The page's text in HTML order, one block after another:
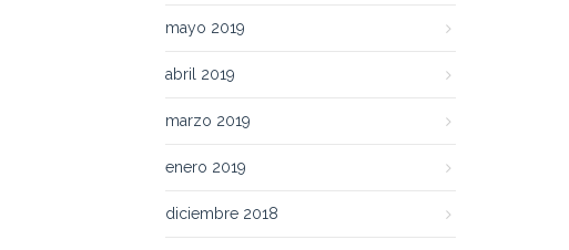
mayo 2019
abril 2019
marzo 2019
enero 2019
diciembre 2018